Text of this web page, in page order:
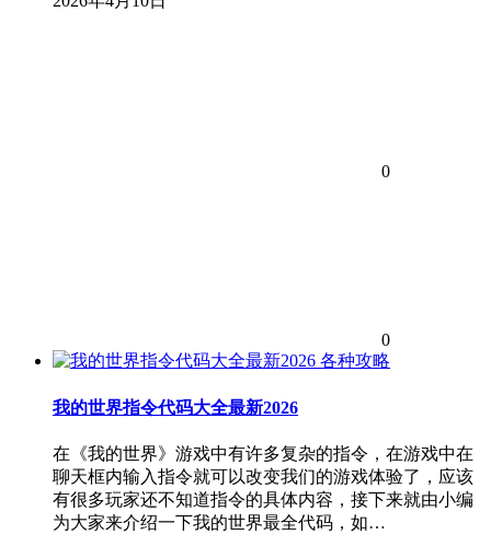
0
0
各种攻略
我的世界指令代码大全最新2026
在《我的世界》游戏中有许多复杂的指令，在游戏中在
聊天框内输入指令就可以改变我们的游戏体验了，应该
有很多玩家还不知道指令的具体内容，接下来就由小编
为大家来介绍一下我的世界最全代码，如…